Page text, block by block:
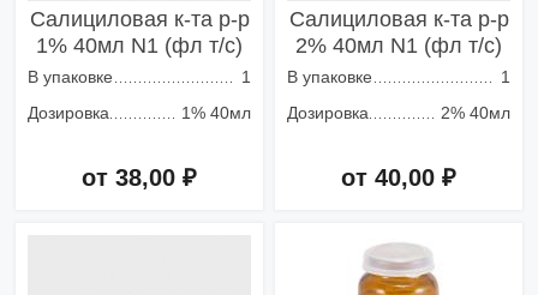
Салициловая к-та р-р
1% 40мл N1 (фл т/с)
В упаковке
1
Дозировка
1% 40мл
от 38,00 ₽
Салициловая к-та р-р
2% 40мл N1 (фл т/с)
В упаковке
1
Дозировка
2% 40мл
от 40,00 ₽